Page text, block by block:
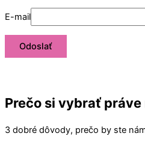
E-mail
Prečo si vybrať práve
3 dobré dôvody, prečo by ste